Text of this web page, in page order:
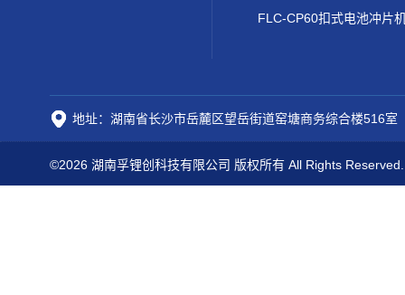
FLC-CP60扣式电池冲片
地址：湖南省长沙市岳麓区望岳街道窑塘商务综合楼516室
©2026 湖南孚锂创科技有限公司 版权所有 All Rights